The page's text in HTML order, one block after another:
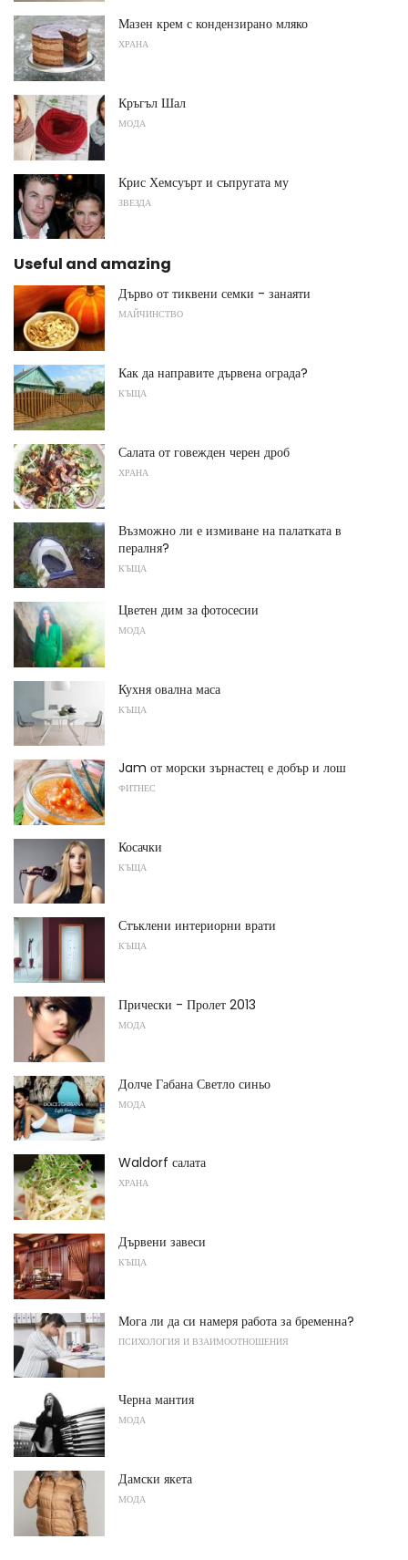
Мазен крем с кондензирано мляко
ХРАНА
Кръгъл Шал
МОДА
Крис Хемсуърт и съпругата му
ЗВЕЗДА
Useful and amazing
Дърво от тиквени семки - занаяти
МАЙЧИНСТВО
Как да направите дървена ограда?
КЪЩА
Салата от говежден черен дроб
ХРАНА
Възможно ли е измиване на палатката в
пералня?
КЪЩА
Цветен дим за фотосесии
МОДА
Кухня овална маса
КЪЩА
Jam от морски зърнастец е добър и лош
ФИТНЕС
Косачки
КЪЩА
Стъклени интериорни врати
КЪЩА
Прически - Пролет 2013
МОДА
Долче Габана Светло синьо
МОДА
Waldorf салата
ХРАНА
Дървени завеси
КЪЩА
Мога ли да си намеря работа за бременна?
ПСИХОЛОГИЯ И ВЗАИМООТНОШЕНИЯ
Черна мантия
МОДА
Дамски якета
МОДА